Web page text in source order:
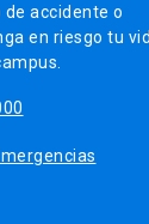
accidente o
en riesgo tu